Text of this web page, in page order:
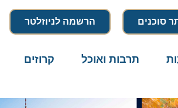
הרשמה לניוזלטר
תרבות ואוכל קרוזים